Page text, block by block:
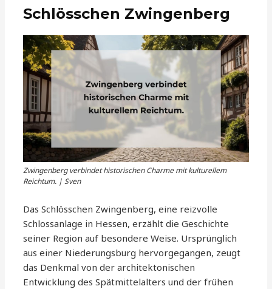
Schlösschen Zwingenberg
Zwingenberg verbindet historischen Charme mit kulturellem
Reichtum. | Sven
Das Schlösschen Zwingenberg, eine reizvolle
Schlossanlage in Hessen, erzählt die Geschichte
seiner Region auf besondere Weise. Ursprünglich
aus einer Niederungsburg hervorgegangen, zeugt
das Denkmal von der architektonischen
Entwicklung des Spätmittelalters und der frühen